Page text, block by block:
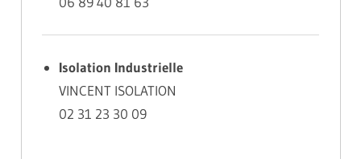
Isolation Industrielle
VINCENT ISOLATION
02 31 23 30 09